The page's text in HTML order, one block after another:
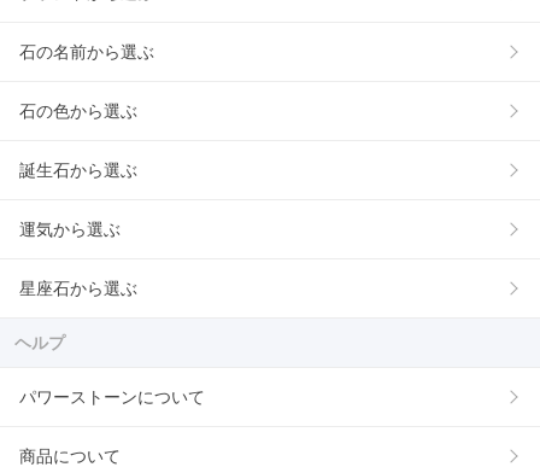
石の名前から選ぶ
石の色から選ぶ
誕生石から選ぶ
運気から選ぶ
星座石から選ぶ
ヘルプ
パワーストーンについて
商品について